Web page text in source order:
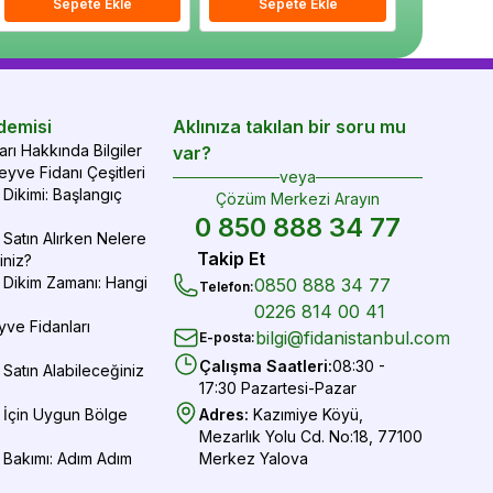
Sepete Ekle Sepete Ekle
Sepete Ekle Sepete Ekle
Hakkında Bilgiler
Fidanı Çeşitleri
Başlangıç
Alırken Nelere
Zamanı: Hangi
Fidanları
Alabileceğiniz
İçin Uygun Bölge
Adım Adım
Aklınıza takılan bir soru mu
var?
veya
Çözüm Merkezi Arayın
0 850 888 34 77
Takip Et
Telefon:0850 888 34 77
0226 814 00 41
E-posta:bilgi@fidanistanbul.com
Çalışma Saatleri:08:30 -
17:30 Pazartesi-Pazar
Adres: Kazımiye Köyü,
Mezarlık Yolu Cd. No:18, 77100
Merkez Yalova